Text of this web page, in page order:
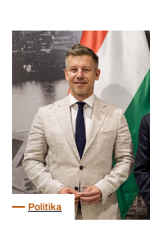
Politika